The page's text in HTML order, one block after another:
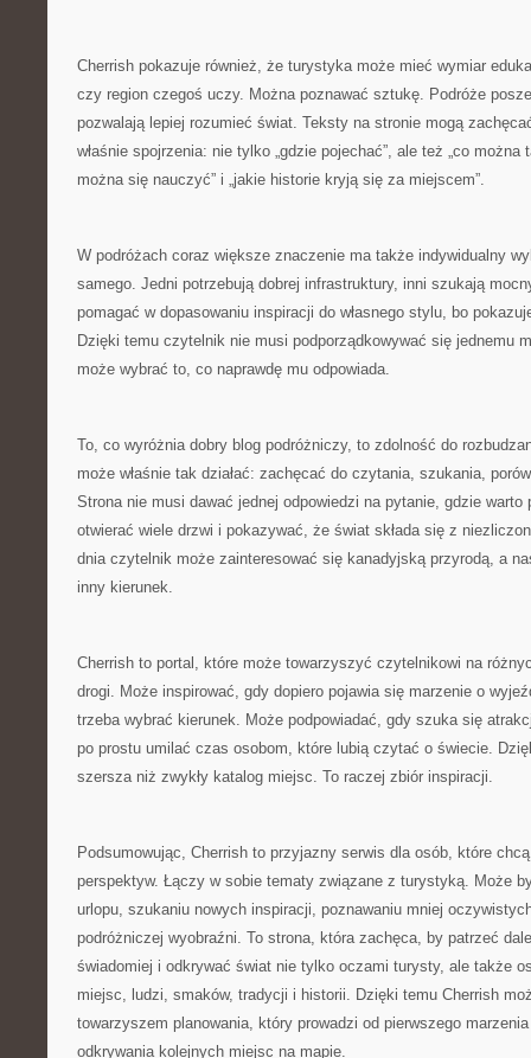
Cherrish pokazuje również, że turystyka może mieć wymiar
czy region czegoś uczy. Można poznawać sztukę. Podróże
pozwalają lepiej rozumieć świat. Teksty na stronie mogą
właśnie spojrzenia: nie tylko „gdzie pojechać”, ale też „co można
można się nauczyć” i „jakie historie kryją się za miejscem”.
W podróżach coraz większe znaczenie ma także indywidualny
samego. Jedni potrzebują dobrej infrastruktury, inni szukają
pomagać w dopasowaniu inspiracji do własnego stylu, bo
Dzięki temu czytelnik nie musi podporządkowywać się jednemu
może wybrać to, co naprawdę mu odpowiada.
To, co wyróżnia dobry blog podróżniczy, to zdolność do
może właśnie tak działać: zachęcać do czytania, szukania,
Strona nie musi dawać jednej odpowiedzi na pytanie, gdzie warto
otwierać wiele drzwi i pokazywać, że świat składa się z
dnia czytelnik może zainteresować się kanadyjską przyrodą, a
inny kierunek.
Cherrish to portal, które może towarzyszyć czytelnikowi na
drogi. Może inspirować, gdy dopiero pojawia się marzenie o
trzeba wybrać kierunek. Może podpowiadać, gdy szuka się
po prostu umilać czas osobom, które lubią czytać o świecie.
szersza niż zwykły katalog miejsc. To raczej zbiór inspiracji.
Podsumowując, Cherrish to przyjazny serwis dla osób, które
perspektyw. Łączy w sobie tematy związane z turystyką. Może
urlopu, szukaniu nowych inspiracji, poznawaniu mniej
podróżniczej wyobraźni. To strona, która zachęca, by patrzeć
świadomiej i odkrywać świat nie tylko oczami turysty, ale także
miejsc, ludzi, smaków, tradycji i historii. Dzięki temu Cherrish
towarzyszem planowania, który prowadzi od pierwszego
odkrywania kolejnych miejsc na mapie.